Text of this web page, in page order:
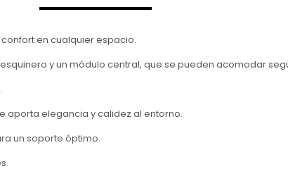
en cualquier espacio.
y un módulo central, que se pueden acomodar
aporta elegancia y calidez al entorno.
un soporte óptimo.